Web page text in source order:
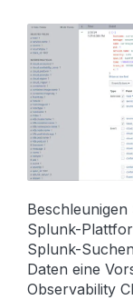
Splunk-
Splunk-
Daten eine
Observability